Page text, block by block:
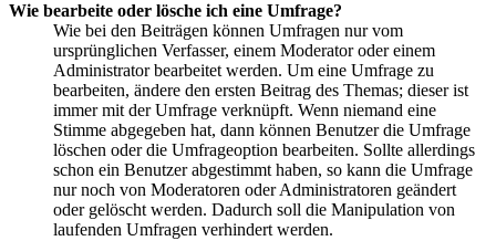
Wie bearbeite oder lösche ich eine Umfrage?
Wie bei den Beiträgen können Umfragen nur vom
ursprünglichen Verfasser, einem Moderator oder einem
Administrator bearbeitet werden. Um eine Umfrage zu
bearbeiten, ändere den ersten Beitrag des Themas; dieser ist
immer mit der Umfrage verknüpft. Wenn niemand eine
Stimme abgegeben hat, dann können Benutzer die Umfrage
löschen oder die Umfrageoption bearbeiten. Sollte allerdings
schon ein Benutzer abgestimmt haben, so kann die Umfrage
nur noch von Moderatoren oder Administratoren geändert
oder gelöscht werden. Dadurch soll die Manipulation von
laufenden Umfragen verhindert werden.